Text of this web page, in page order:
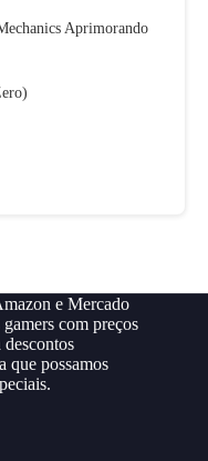
Aprimorando
e Mercado
com preços
que possamos